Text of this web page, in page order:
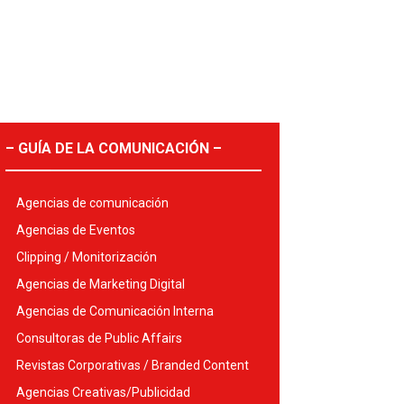
– GUÍA DE LA COMUNICACIÓN –
Agencias de comunicación
Agencias de Eventos
Clipping / Monitorización
Agencias de Marketing Digital
Agencias de Comunicación Interna
Consultoras de Public Affairs
Revistas Corporativas / Branded Content
Agencias Creativas/Publicidad